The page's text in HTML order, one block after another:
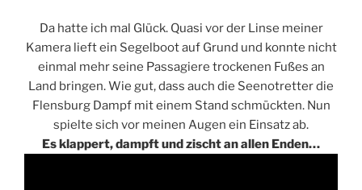
Da hatte ich mal Glück. Quasi vor der Linse meiner
Kamera lieft ein Segelboot auf Grund und konnte nicht
einmal mehr seine Passagiere trockenen Fußes an
Land bringen. Wie gut, dass auch die Seenotretter die
Flensburg Dampf mit einem Stand schmückten. Nun
spielte sich vor meinen Augen ein Einsatz ab.
Es klappert, dampft und zischt an allen Enden…